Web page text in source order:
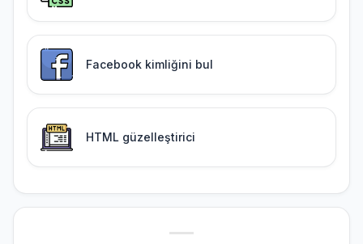
Facebook kimliğini bul
HTML güzelleştirici